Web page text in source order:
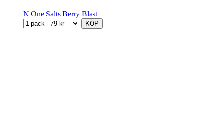
N One Salts Berry Blast
KÖP